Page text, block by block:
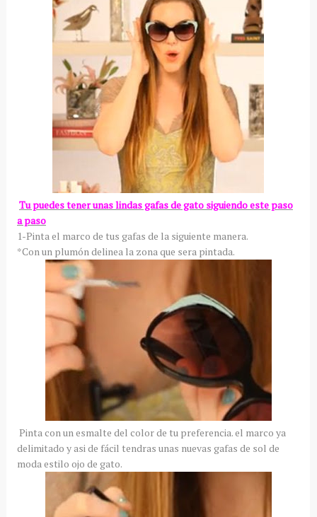
Tu puedes tener unas lindas gafas de gato siguiendo este paso
a paso
1-Pinta el marco de tus gafas de la siguiente manera.
*Con un plumón delinea la zona que sera pintada.
Pinta con un esmalte del color de tu preferencia. el marco ya
delimitado y asi de fácil tendras unas nuevas gafas de sol de
moda estilo ojo de gato.